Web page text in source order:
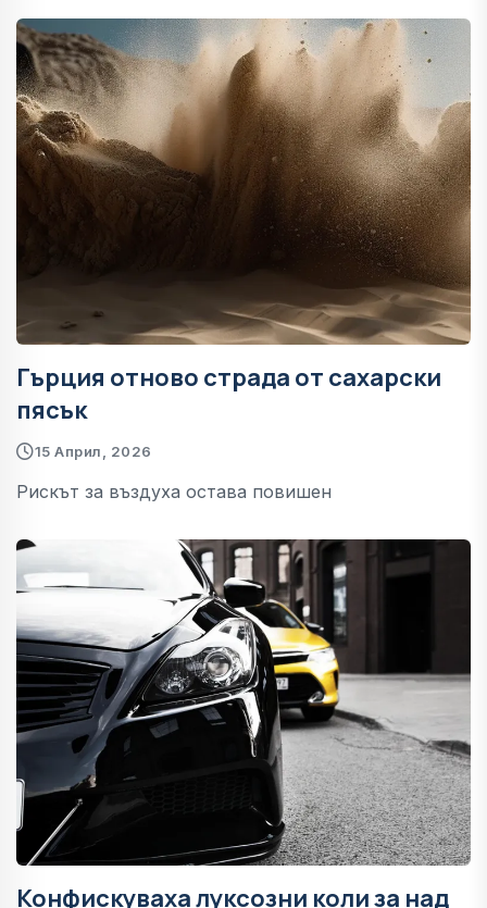
Гърция отново страда от сахарски
пясък
15 Април, 2026
Рискът за въздуха остава повишен
Конфискуваха луксозни коли за над